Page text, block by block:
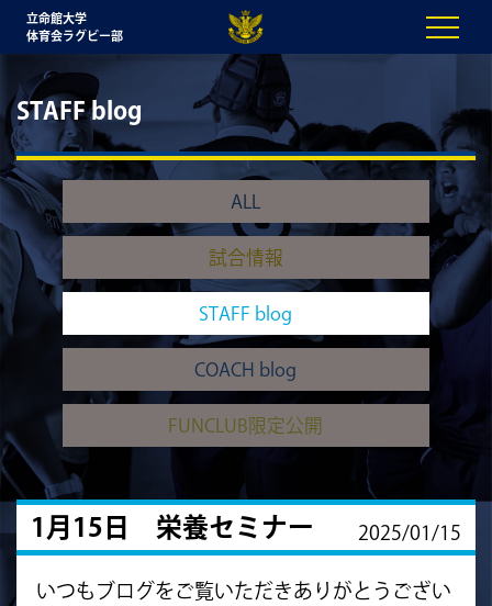
立命館大学
体育会ラグビー部
STAFF blog
ALL
試合情報
STAFF blog
COACH blog
FUNCLUB限定公開
1月15日 栄養セミナー 2025/01/15
いつもブログをご覧いただきありがとうござい